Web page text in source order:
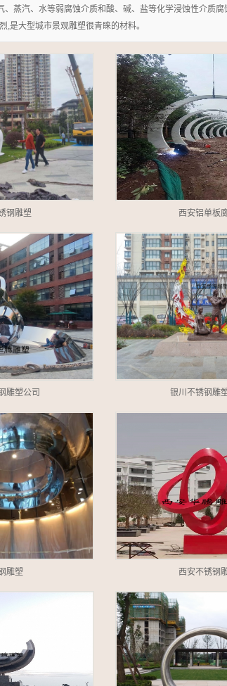
、蒸汽、水等弱腐蚀介质和酸、碱、盐等化学浸蚀性介质
,是大型城市景观雕塑很青睐的材料。
钢雕塑 西安铝单板
雕塑公司 银川不锈钢雕
雕塑 西安不锈钢